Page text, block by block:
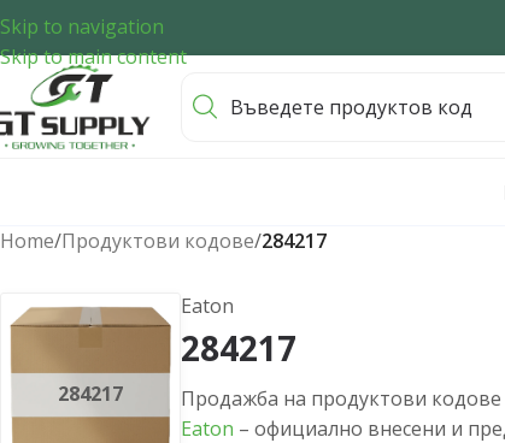
Skip to navigation
Skip to main content
Home/Продуктови кодове/284217
284217
Eaton
284217
Продажба на продуктови кодове
Eaton – официално внесени и